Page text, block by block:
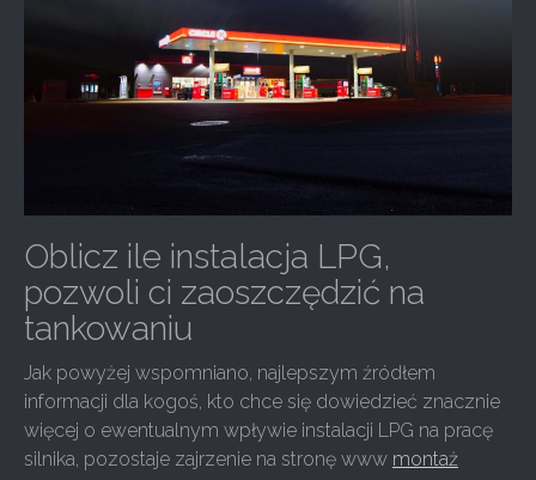
Oblicz ile instalacja LPG,
pozwoli ci zaoszczędzić na
tankowaniu
Jak powyżej wspomniano, najlepszym źródłem
informacji dla kogoś, kto chce się dowiedzieć znacznie
więcej o ewentualnym wpływie instalacji LPG na pracę
silnika, pozostaje zajrzenie na stronę www montaż